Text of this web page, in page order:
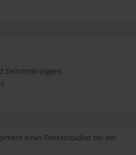
Selbstständigkeit
eines Fitnessstudios bei der